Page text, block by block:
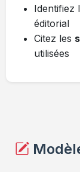
Identifiez
éditorial
Citez les
utilisées